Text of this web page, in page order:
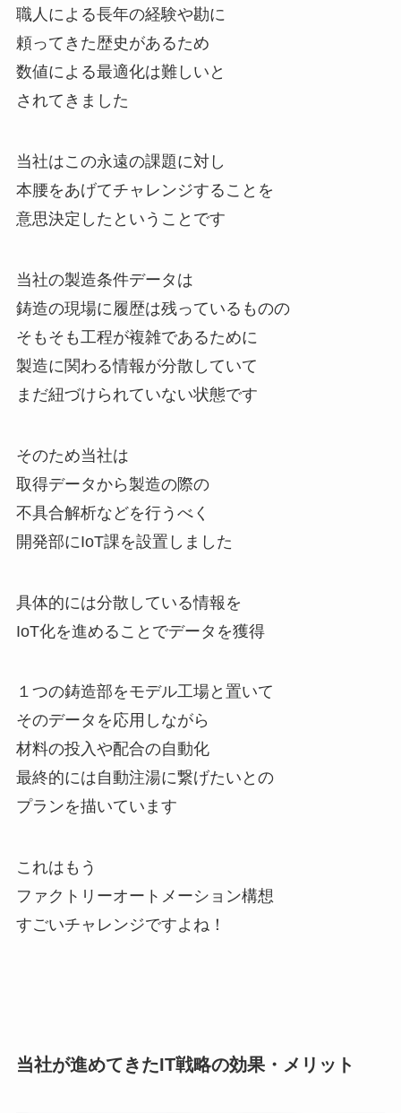
職人による長年の経験や勘に
頼ってきた歴史があるため
数値による最適化は難しいと
されてきました
当社はこの永遠の課題に対し
本腰をあげてチャレンジすることを
意思決定したということです
当社の製造条件データは
鋳造の現場に履歴は残っているものの
そもそも工程が複雑であるために
製造に関わる情報が分散していて
まだ紐づけられていない状態です
そのため当社は
取得データから製造の際の
不具合解析などを行うべく
開発部にIoT課を設置しました
具体的には分散している情報を
IoT化を進めることでデータを獲得
１つの鋳造部をモデル工場と置いて
そのデータを応用しながら
材料の投入や配合の自動化
最終的には自動注湯に繋げたいとの
プランを描いています
これはもう
ファクトリーオートメーション構想
すごいチャレンジですよね！
当社が進めてきたIT戦略の効果・メリット